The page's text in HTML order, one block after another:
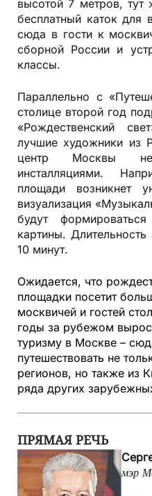
высотой 7 метров, тут
бесплатный каток для
сюда в гости к
сборной России и
классы.
Параллельно с
столице второй год
«Рождественский
лучшие художники из
центр Москвы
инсталляциями.
площади возникнет
визуализация
будут
картины.
10 минут.
Ожидается, что
площадки посетит
москвичей и гостей
годы за рубежом
туризму в Москве –
путешествовать не
регионов, но также из
ряда других
ПРЯМАЯ РЕЧЬ
мэр